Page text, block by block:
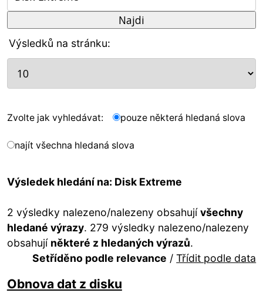
Výsledků na stránku:
Zvolte jak vyhledávat: pouze některá hledaná slova
najít všechna hledaná slova
Výsledek hledání na: Disk Extreme
2 výsledky nalezeno/nalezeny obsahujívšechny
hledané výrazy. 279 výsledky nalezeno/nalezeny
obsahují některé z hledaných výrazů.
Setříděno podle relevance /Třídit podle data
Obnova dat z disku